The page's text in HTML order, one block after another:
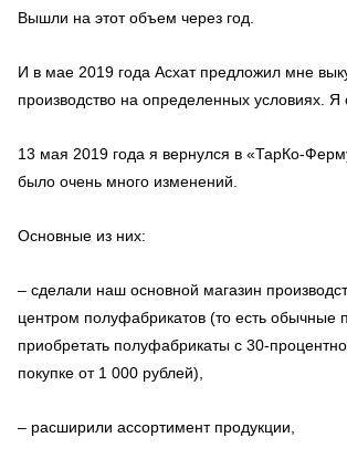
Вышли на этот объем через год.
И в мае 2019 года Асхат предложил мне
производство на определенных условиях. Я
13 мая 2019 года я вернулся в «ТарКо-
было очень много изменений.
Основные из них:
– сделали наш основной магазин
центром полуфабрикатов (то есть обычные
приобретать полуфабрикаты с 30-
покупке от 1 000 рублей),
– расширили ассортимент продукции,